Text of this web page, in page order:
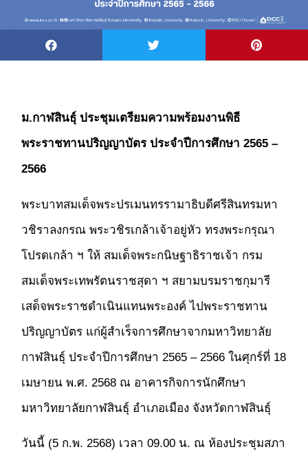
ม.กาฬสินธุ์ ประชุมเตรียมความพร้อมงานพิธี
พระราชทานปริญญาบัตร ประจำปีการศึกษา 2565 –
2566
พระบาทสมเด็จพระปรเมนทรรามาธิบดีศรีสินทรมหา
วชิราลงกรณ พระวชิรเกล้าเจ้าอยู่หัว ทรงพระกรุณา
โปรดเกล้า ฯ ให้ สมเด็จพระกนิษฐาธิราชเจ้า กรม
สมเด็จพระเทพรัตนราชสุดา ฯ สยามบรมราชกุมารี
เสด็จพระราชดำเนินแทนพระองค์ ไปพระราชทาน
ปริญญาบัตร แก่ผู้สำเร็จการศึกษาจากมหาวิทยาลัย
กาฬสินธุ์ ประจำปีการศึกษา 2565 – 2566 ในศุกร์ที่ 18
เมษายน พ.ศ. 2568 ณ อาคารกิจการนักศึกษา
มหาวิทยาลัยกาฬสินธุ์ อำเภอเมือง จังหวัดกาฬสินธุ์
วันนี้ (5 ก.พ. 2568) เวลา 09.00 น. ณ ห้องประชุมสภา